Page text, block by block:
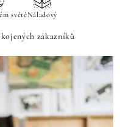
světěNáladový
zákazníků